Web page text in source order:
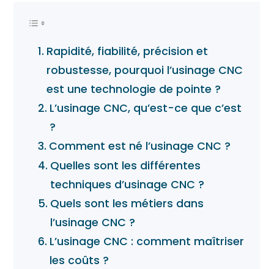
Rapidité, fiabilité, précision et
robustesse, pourquoi l’usinage CNC
est une technologie de pointe ?
L’usinage CNC, qu’est-ce que c’est
?
Comment est né l’usinage CNC ?
Quelles sont les différentes
techniques d’usinage CNC ?
Quels sont les métiers dans
l’usinage CNC ?
L’usinage CNC : comment maîtriser
les coûts ?